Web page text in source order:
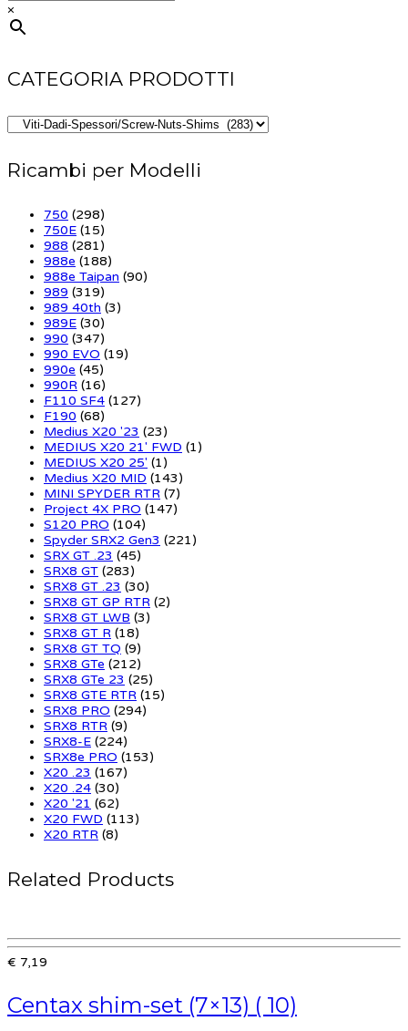
×
CATEGORIA PRODOTTI
Ricambi per Modelli
750 (298)
750E (15)
988 (281)
988e (188)
988e Taipan (90)
989 (319)
989 40th (3)
989E (30)
990 (347)
990 EVO (19)
990e (45)
990R (16)
F110 SF4 (127)
F190 (68)
Medius X20 '23 (23)
MEDIUS X20 21' FWD (1)
MEDIUS X20 25' (1)
Medius X20 MID (143)
MINI SPYDER RTR (7)
Project 4X PRO (147)
S120 PRO (104)
Spyder SRX2 Gen3 (221)
SRX GT .23 (45)
SRX8 GT (283)
SRX8 GT .23 (30)
SRX8 GT GP RTR (2)
SRX8 GT LWB (3)
SRX8 GT R (18)
SRX8 GT TQ (9)
SRX8 GTe (212)
SRX8 GTe 23 (25)
SRX8 GTE RTR (15)
SRX8 PRO (294)
SRX8 RTR (9)
SRX8-E (224)
SRX8e PRO (153)
X20 .23 (167)
X20 .24 (30)
X20 '21 (62)
X20 FWD (113)
X20 RTR (8)
Related Products
€ 7,19
Centax shim-set (7×13) ( 10)